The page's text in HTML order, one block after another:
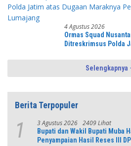
4 Agustus 2026
Ormas Squad
Ditreskrimsus Polda
Selengkapnya
Berita Terpopuler
1 3 Agustus 2026 2409 Lihat
Bupati dan Wakil Bupati Muba
Penyampaian Hasil Reses III